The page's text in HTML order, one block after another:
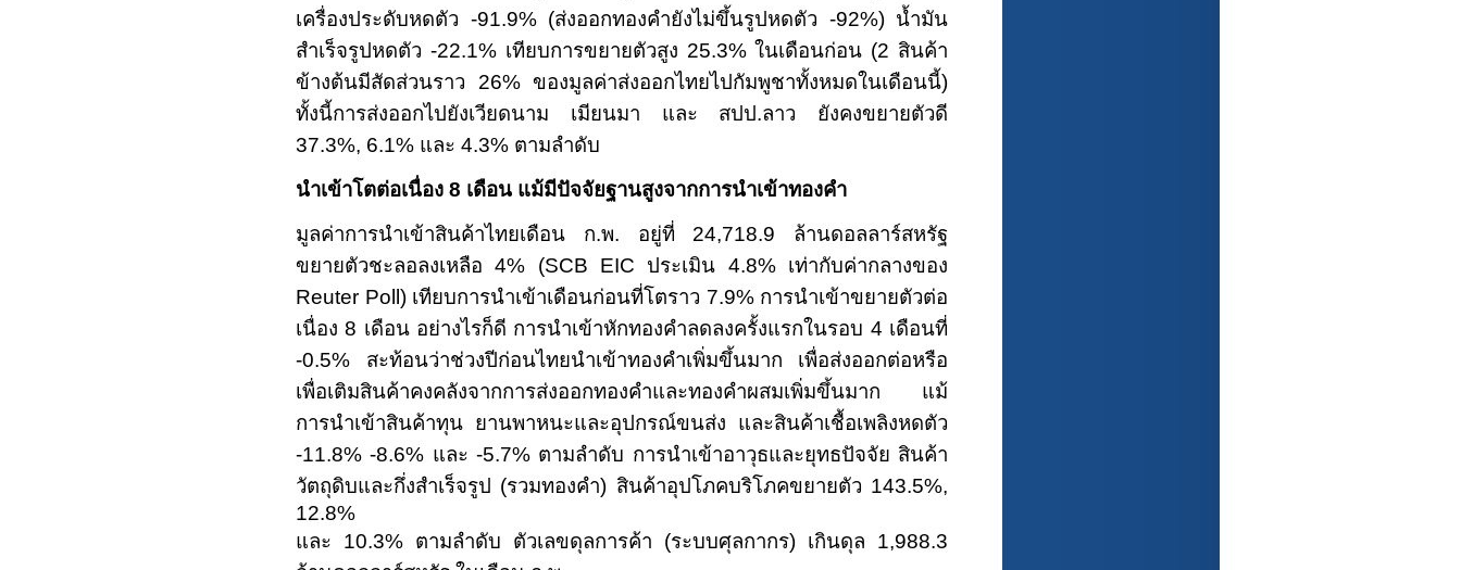
เครื่องประดับหดตัว -91.9% (ส่งออกทองคำยังไม่ขึ้นรูปหดตัว -92%) น้ำมัน
สำเร็จรูปหดตัว -22.1% เทียบการขยายตัวสูง 25.3%ในเดือนก่อน (2 สินค้า
ข้างต้นมีสัดส่วนราว 26% ของมูลค่าส่งออกไทยไปกัมพูชาทั้งหมดในเดือนนี้)
ทั้งนี้การส่งออกไปยังเวียดนาม เมียนมา และ สปป.ลาว ยังคงขยายตัวดี
37.3%, 6.1% และ 4.3% ตามลำดับ
นำเข้าโตต่อเนื่อง 8 เดือน แม้มีปัจจัยฐานสูงจากการนำเข้าทองคำ
มูลค่าการนำเข้าสินค้าไทยเดือน ก.พ. อยู่ที่ 24,718.9 ล้านดอลลาร์สหรัฐ
ขยายตัวชะลอลงเหลือ4% (SCB EIC ประเมิน 4.8% เท่ากับค่ากลางของ
Reuter Poll ) เทียบการนำเข้าเดือนก่อนที่โตราว 7.9% การนำเข้าขยายตัวต่อ
เนื่อง8 เดือน อย่างไรก็ดี การนำเข้าหักทองคำลดลงครั้งแรกในรอบ 4 เดือนที่
-0.5% สะท้อนว่าช่วงปีก่อนไทยนำเข้าทองคำเพิ่มขึ้นมาก เพื่อส่งออกต่อหรือ
เพื่อเติมสินค้าคงคลังจากการส่งออกทองคำและทองคำผสมเพิ่มขึ้นมาก แม้
การนำเข้าสินค้าทุน ยานพาหนะและอุปกรณ์ขนส่ง และสินค้าเชื้อเพลิงหดตัว
-11.8% -8.6% และ-5.7% ตามลำดับ การนำเข้าอาวุธและยุทธปัจจัย สินค้า
วัตถุดิบและกึ่งสำเร็จรูป (รวมทองคำ) สินค้าอุปโภคบริโภคขยายตัว 143.5%,
12.8%
และ 10.3% ตามลำดับ ตัวเลขดุลการค้า (ระบบศุลกากร) เกินดุล 1,988.3